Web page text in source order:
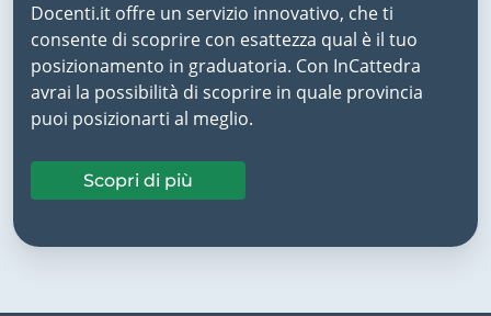
Docenti.it offre un servizio innovativo, che ti
consente di scoprire con esattezza qual è il tuo
posizionamento in graduatoria. Con InCattedra
avrai la possibilità di scoprire in quale provincia
puoi posizionarti al meglio.
Scopri di più